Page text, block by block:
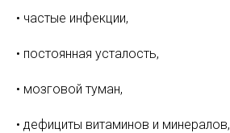
• частые инфекции,
• постоянная усталость,
• мозговой туман,
• дефициты витаминов и минералов,